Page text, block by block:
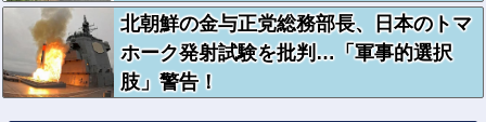
北朝鮮の金与正党総務部長、日本のトマ
ホーク発射試験を批判…「軍事的選択
肢」警告！